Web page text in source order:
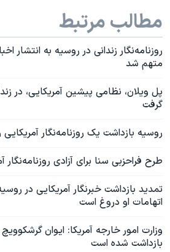
مطالب مرتبط
روزنامه‌نگار زندانی در روسیه به انتشار
متهم شد
پل ویلان، نظامی پیشین آمریکایی، در
گرفت
روسیه بازداشت یک روزنامه‌نگار آمریکایی را ۴۳ روز دیگر تمدید
طرح فراحزبی سنا برای آزادی روزنامه‌نگار
تمدید بازداشت خبرنگار آمریکایی در
اتهامات او دروغ است
وزارت امور خارجه آمریکا: ایوان
بازداشت شده است